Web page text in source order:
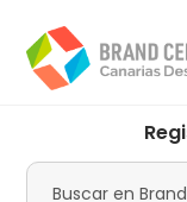
contenido
principal
menu
Promotur
Buscar